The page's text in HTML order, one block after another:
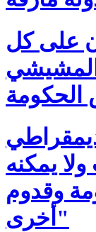
على كل
المشيشي
ولا يمكنه
وقدوم
أخرى"